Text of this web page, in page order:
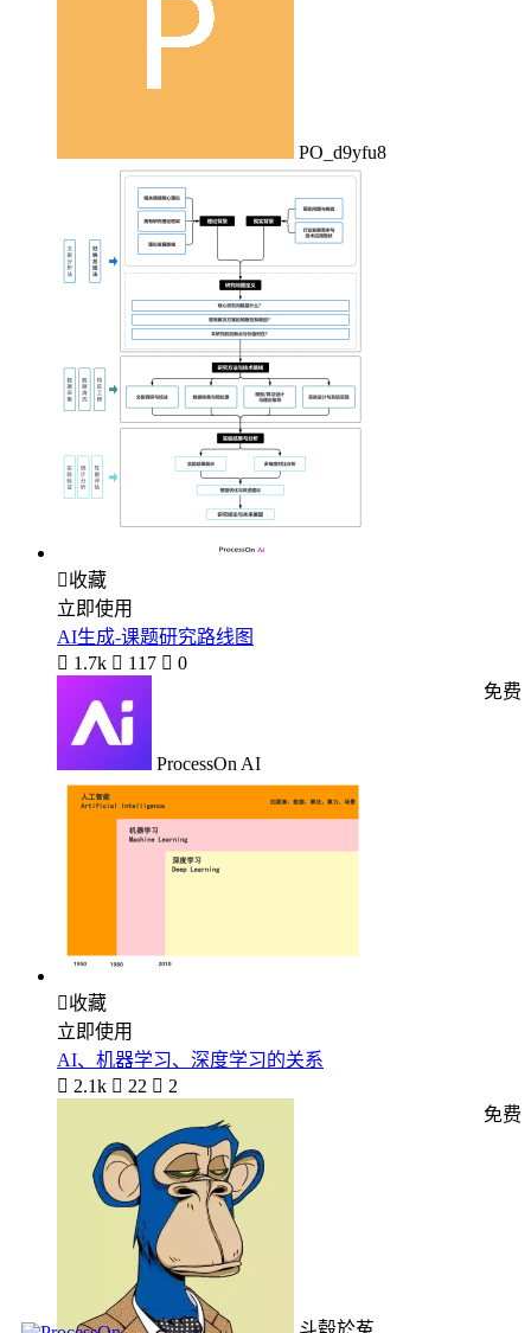
PO_d9yfu8
收藏
立即使用
AI生成-课题研究路线图
 1.7k  117  0
ProcessOn AI
免费
收藏
立即使用
AI、机器学习、深度学习的关系
 2.1k  22  2
斗毂於菟
免费